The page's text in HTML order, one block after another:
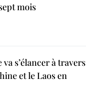
mois
s’élancer à travers
et le Laos en